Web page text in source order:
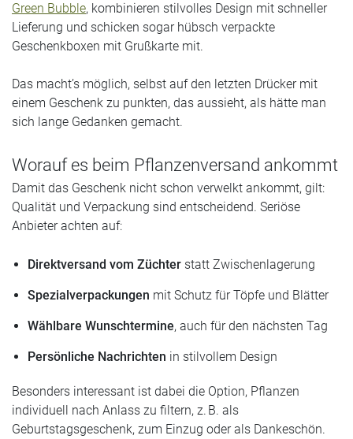
Green Bubble, kombinieren stilvolles Design mit schneller
Lieferung und schicken sogar hübsch verpackte
Geschenkboxen mit Grußkarte mit.
Das macht’s möglich, selbst auf den letzten Drücker mit
einem Geschenk zu punkten, das aussieht, als hätte man
sich lange Gedanken gemacht.
Worauf es beim Pflanzenversand ankommt
Damit das Geschenk nicht schon verwelkt ankommt, gilt:
Qualität und Verpackung sind entscheidend. Seriöse
Anbieter achten auf:
Direktversand vom Züchter statt Zwischenlagerung
Spezialverpackungen mit Schutz für Töpfe und Blätter
Wählbare Wunschtermine, auch für den nächsten Tag
Persönliche Nachrichten in stilvollem Design
Besonders interessant ist dabei die Option, Pflanzen
individuell nach Anlass zu filtern, z. B. als
Geburtstagsgeschenk, zum Einzug oder als Dankeschön.